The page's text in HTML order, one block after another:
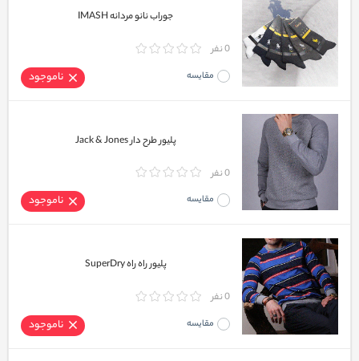
جوراب نانو مردانه IMASH
0 نفر
مقایسه ناموجود
پلیور طرح دار Jack & Jones
0 نفر
مقایسه ناموجود
پلیور راه راه SuperDry
0 نفر
مقایسه ناموجود